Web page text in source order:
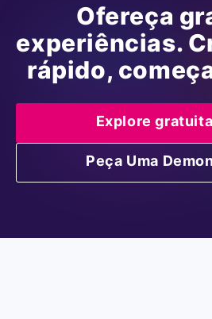
Ofereça
experiências.
rápido,
Explore
Peça Uma